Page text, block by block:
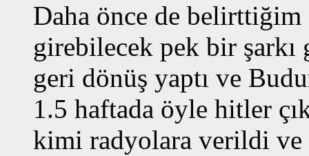
Daha önce de
girebilecek pek bir
geri dönüş yaptı ve
1.5 haftada öyle hitler
kimi radyolara verildi ve